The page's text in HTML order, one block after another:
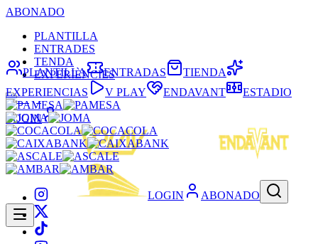
ABONADO
PLANTILLA
ENTRADES
TENDA
EXPERIÈNCIES
LOGIN
LOGIN ABONADO
PLANTILLA ENTRADAS
TIENDA
EXPERIENCIAS
V PLAY ENDAVANT ESTADIO